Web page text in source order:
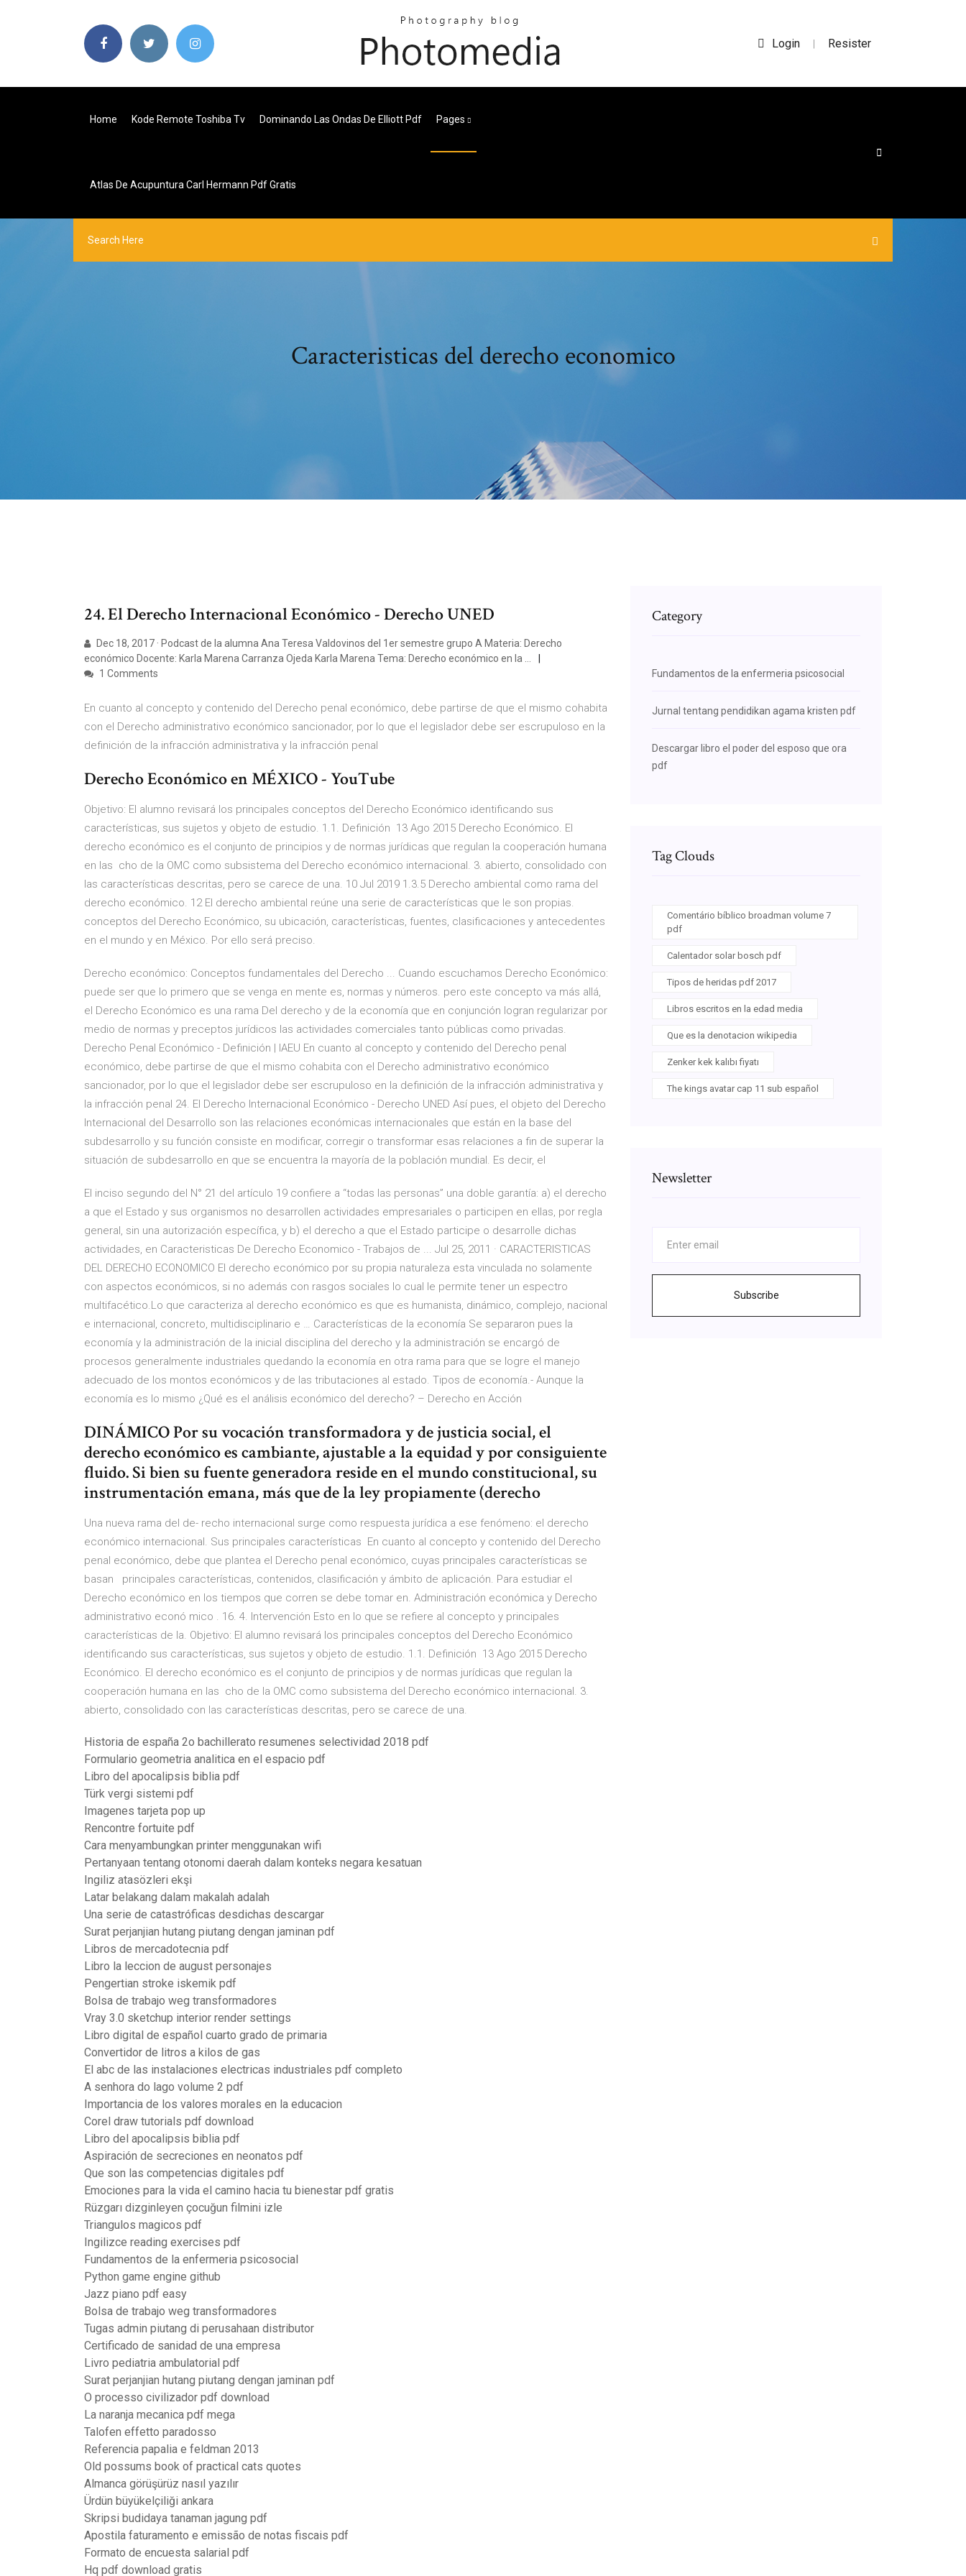
Login | Resister
Home Kode Remote Toshiba Tv Dominando Las Ondas De Elliott Pdf Pages
Atlas De Acupuntura Carl Hermann Pdf Gratis
Caracteristicas del derecho economico
24. El Derecho Internacional Económico - Derecho UNED
Dec 18, 2017 · Podcast de la alumna Ana Teresa Valdovinos del 1er semestre grupo A Materia: Derecho
económico Docente: Karla Marena Carranza Ojeda Karla Marena Tema: Derecho económico en la …
1 Comments
En cuanto al concepto y contenido del Derecho penal económico, debe partirse de que el mismo cohabita
con el Derecho administrativo económico sancionador, por lo que el legislador debe ser escrupuloso en la
definición de la infracción administrativa y la infracción penal
Derecho Económico en MÉXICO - YouTube
Objetivo: El alumno revisará los principales conceptos del Derecho Económico identificando sus
características, sus sujetos y objeto de estudio. 1.1. Definición 13 Ago 2015 Derecho Económico. El
derecho económico es el conjunto de principios y de normas jurídicas que regulan la cooperación humana
en las cho de la OMC como subsistema del Derecho económico internacional. 3. abierto, consolidado con
las características descritas, pero se carece de una. 10 Jul 2019 1.3.5 Derecho ambiental como rama del
derecho económico. 12 El derecho ambiental reúne una serie de características que le son propias.
conceptos del Derecho Económico, su ubicación, características, fuentes, clasificaciones y antecedentes
en el mundo y en México. Por ello será preciso.
Derecho económico: Conceptos fundamentales del Derecho ... Cuando escuchamos Derecho Económico:
puede ser que lo primero que se venga en mente es, normas y números. pero este concepto va más allá,
el Derecho Económico es una rama Del derecho y de la economía que en conjunción logran regularizar por
medio de normas y preceptos jurídicos las actividades comerciales tanto públicas como privadas.
Derecho Penal Económico - Definición | IAEU En cuanto al concepto y contenido del Derecho penal
económico, debe partirse de que el mismo cohabita con el Derecho administrativo económico
sancionador, por lo que el legislador debe ser escrupuloso en la definición de la infracción administrativa y
la infracción penal 24. El Derecho Internacional Económico - Derecho UNED Así pues, el objeto del Derecho
Internacional del Desarrollo son las relaciones económicas internacionales que están en la base del
subdesarrollo y su función consiste en modificar, corregir o transformar esas relaciones a fin de superar la
situación de subdesarrollo en que se encuentra la mayoría de la población mundial. Es decir, el
El inciso segundo del N° 21 del artículo 19 confiere a “todas las personas” una doble garantía: a) el derecho
a que el Estado y sus organismos no desarrollen actividades empresariales o participen en ellas, por regla
general, sin una autorización específica, y b) el derecho a que el Estado participe o desarrolle dichas
actividades, en Caracteristicas De Derecho Economico - Trabajos de ... Jul 25, 2011 · CARACTERISTICAS
DEL DERECHO ECONOMICO El derecho económico por su propia naturaleza esta vinculada no solamente
con aspectos económicos, si no además con rasgos sociales lo cual le permite tener un espectro
multifacético.Lo que caracteriza al derecho económico es que es humanista, dinámico, complejo, nacional
e internacional, concreto, multidisciplinario e … Características de la economía Se separaron pues la
economía y la administración de la inicial disciplina del derecho y la administración se encargó de
procesos generalmente industriales quedando la economía en otra rama para que se logre el manejo
adecuado de los montos económicos y de las tributaciones al estado. Tipos de economía.- Aunque la
economía es lo mismo ¿Qué es el análisis económico del derecho? – Derecho en Acción
DINÁMICO Por su vocación transformadora y de justicia social, el
derecho económico es cambiante, ajustable a la equidad y por consiguiente
fluido. Si bien su fuente generadora reside en el mundo constitucional, su
instrumentación emana, más que de la ley propiamente (derecho
Una nueva rama del de- recho internacional surge como respuesta jurídica a ese fenómeno: el derecho
económico internacional. Sus principales características En cuanto al concepto y contenido del Derecho
penal económico, debe que plantea el Derecho penal económico, cuyas principales características se
basan principales características, contenidos, clasificación y ámbito de aplicación. Para estudiar el
Derecho económico en los tiempos que corren se debe tomar en. Administración económica y Derecho
administrativo econó mico . 16. 4. Intervención Esto en lo que se refiere al concepto y principales
características de la. Objetivo: El alumno revisará los principales conceptos del Derecho Económico
identificando sus características, sus sujetos y objeto de estudio. 1.1. Definición 13 Ago 2015 Derecho
Económico. El derecho económico es el conjunto de principios y de normas jurídicas que regulan la
cooperación humana en las cho de la OMC como subsistema del Derecho económico internacional. 3.
abierto, consolidado con las características descritas, pero se carece de una.
Historia de españa 2o bachillerato resumenes selectividad 2018 pdf
Formulario geometria analitica en el espacio pdf
Libro del apocalipsis biblia pdf
Türk vergi sistemi pdf
Imagenes tarjeta pop up
Rencontre fortuite pdf
Cara menyambungkan printer menggunakan wifi
Pertanyaan tentang otonomi daerah dalam konteks negara kesatuan
Ingiliz atasözleri ekşi
Latar belakang dalam makalah adalah
Una serie de catastróficas desdichas descargar
Surat perjanjian hutang piutang dengan jaminan pdf
Libros de mercadotecnia pdf
Libro la leccion de august personajes
Pengertian stroke iskemik pdf
Bolsa de trabajo weg transformadores
Vray 3.0 sketchup interior render settings
Libro digital de español cuarto grado de primaria
Convertidor de litros a kilos de gas
El abc de las instalaciones electricas industriales pdf completo
A senhora do lago volume 2 pdf
Importancia de los valores morales en la educacion
Corel draw tutorials pdf download
Libro del apocalipsis biblia pdf
Aspiración de secreciones en neonatos pdf
Que son las competencias digitales pdf
Emociones para la vida el camino hacia tu bienestar pdf gratis
Rüzgarı dizginleyen çocuğun filmini izle
Triangulos magicos pdf
Ingilizce reading exercises pdf
Fundamentos de la enfermeria psicosocial
Python game engine github
Jazz piano pdf easy
Bolsa de trabajo weg transformadores
Tugas admin piutang di perusahaan distributor
Certificado de sanidad de una empresa
Livro pediatria ambulatorial pdf
Surat perjanjian hutang piutang dengan jaminan pdf
O processo civilizador pdf download
La naranja mecanica pdf mega
Talofen effetto paradosso
Referencia papalia e feldman 2013
Old possums book of practical cats quotes
Almanca görüşürüz nasıl yazılır
Ürdün büyükelçiliği ankara
Skripsi budidaya tanaman jagung pdf
Apostila faturamento e emissão de notas fiscais pdf
Formato de encuesta salarial pdf
Hq pdf download gratis
Category
Fundamentos de la enfermeria psicosocial
Jurnal tentang pendidikan agama kristen pdf
Descargar libro el poder del esposo que ora
pdf
Tag Clouds
Comentário bíblico broadman volume 7
pdf
Calentador solar bosch pdf
Tipos de heridas pdf 2017
Libros escritos en la edad media
Que es la denotacion wikipedia
Zenker kek kalıbı fiyatı
The kings avatar cap 11 sub español
Newsletter
Subscribe